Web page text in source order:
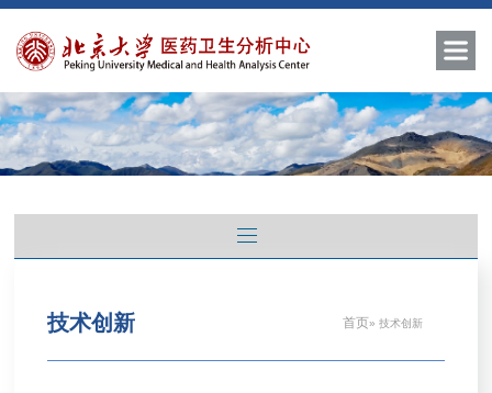
技术创新 首页» 技术创新